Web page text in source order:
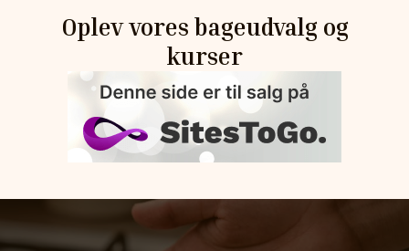
Oplev vores bageudvalg og
kurser